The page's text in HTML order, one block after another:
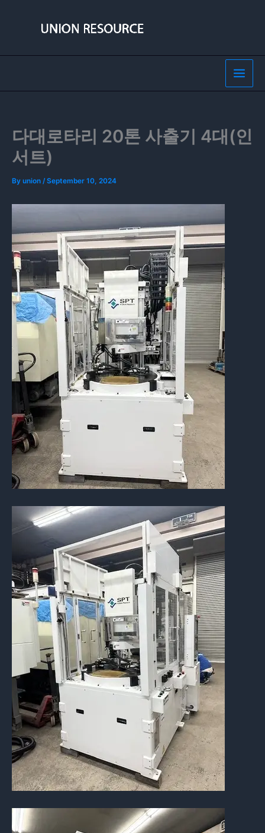
다대로타리 20톤 사출기 4대(인
서트)
By union /September 10, 2024